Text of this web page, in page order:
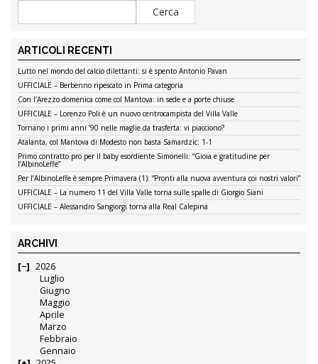
ARTICOLI RECENTI
Lutto nel mondo del calcio dilettanti: si è spento Antonio Pavan
UFFICIALE – Berbenno ripescato in Prima categoria
Con l’Arezzo domenica come col Mantova: in sede e a porte chiuse
UFFICIALE – Lorenzo Poli è un nuovo centrocampista del Villa Valle
Tornano i primi anni ’90 nelle maglie da trasferta: vi piacciono?
Atalanta, col Mantova di Modesto non basta Samardzic: 1-1
Primo contratto pro per il baby esordiente Simonelli: “Gioia e gratitudine per
l’AlbinoLeffe”
Per l’AlbinoLeffe è sempre Primavera (1): “Pronti alla nuova avventura coi nostri valori”
UFFICIALE – La numero 11 del Villa Valle torna sulle spalle di Giorgio Siani
UFFICIALE – Alessandro Sangiorgi torna alla Real Calepina
ARCHIVI
2026
Luglio
Giugno
Maggio
Aprile
Marzo
Febbraio
Gennaio